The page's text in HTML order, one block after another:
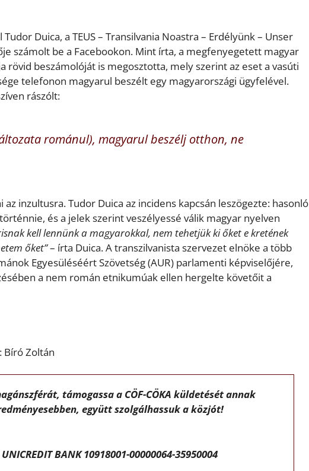
Duica, a TEUS – Transilvania Noastra – Erdélyünk – Unser
számolt be a Facebookon. Mint írta, a megfenyegetett magyar
rövid beszámolóját is megosztotta, mely szerint az eset a vasúti
telefonon magyarul beszélt egy magyarországi ügyfelével.
rászólt:
románul), magyarul beszélj otthon, ne
inzultusra. Tudor Duica az incidens kapcsán leszögezte: hasonló
és a jelek szerint veszélyessé válik magyar nyelven
kell lennünk a magyarokkal, nem tehetjük ki őket e kretének
őket”– írta Duica. A transzilvanista szervezet elnöke a több
Egyesüléséért Szövetség (AUR) parlamenti képviselőjére,
a nem román etnikumúak ellen hergelte követőit a
Bíró Zoltán
támogassa a CÖF-CÖKA küldetését annak
együtt szolgálhassuk a közjót!
BANK 10918001-00000064-35950004